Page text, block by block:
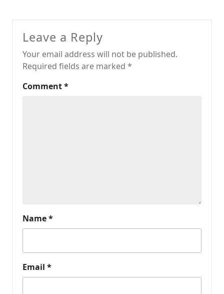
Leave a Reply
Your email address will not be published.
Required fields are marked *
Comment*
Name*
Email *